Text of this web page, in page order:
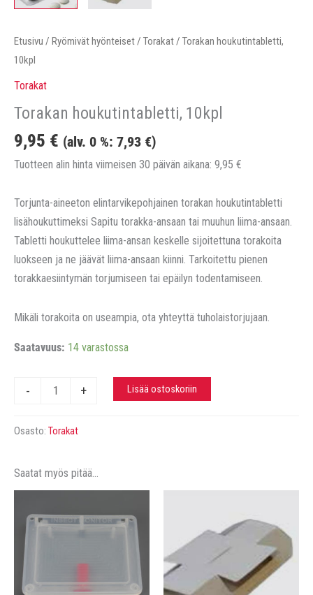
Etusivu / Ryömivät hyönteiset/ Torakat/ Torakan houkutintabletti,
10kpl
Torakat
Torakan houkutintabletti, 10kpl
9,95 € (alv. 0 %: 7,93 €)
Tuotteen alin hinta viimeisen 30 päivän aikana: 9,95 €
Torjunta-aineeton elintarvikepohjainen torakan houkutintabletti
lisähoukuttimeksi Sapitu torakka-ansaan tai muuhun liima-ansaan.
Tabletti houkuttelee liima-ansan keskelle sijoitettuna torakoita
luokseen ja ne jäävät liima-ansaan kiinni. Tarkoitettu pienen
torakkaesiintymän torjumiseen tai epäilyn todentamiseen.
Mikäli torakoita on useampia, ota yhteyttä tuholaistorjujaan.
Saatavuus: 14 varastossa
-
10kpl
+ Lisää ostoskoriin
Osasto: Torakat
Saatat myös pitää...